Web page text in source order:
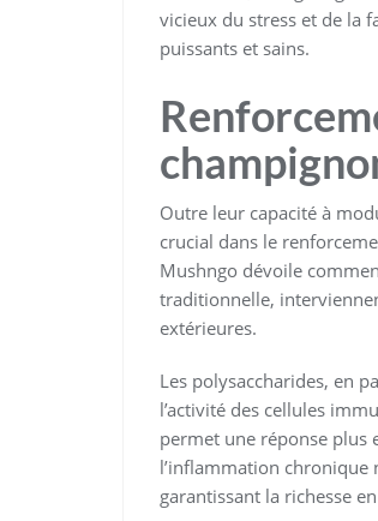
vicieux du stress et de la
puissants et sains.
Outre leur capacité à
crucial dans le
Mushngo dévoile
traditionnelle,
extérieures.
Les polysaccharides, en
l’activité des cellules
permet une réponse plus
l’inflammation chronique
garantissant la richesse